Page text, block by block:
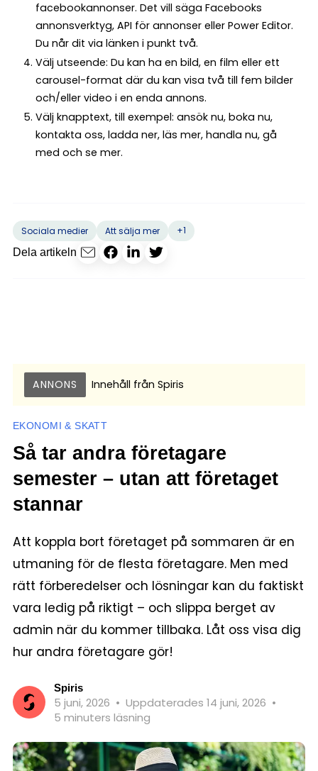
facebookannonser. Det vill säga Facebooks
annonsverktyg, API för annonser eller Power Editor.
Du når dit via länken i punkt två.
Välj utseende: Du kan ha en bild, en film eller ett
carousel-format där du kan visa två till fem bilder
och/eller video i en enda annons.
Välj knapptext, till exempel: ansök nu, boka nu,
kontakta oss, ladda ner, läs mer, handla nu, gå
med och se mer.
Sociala medier Att sälja mer
+1
Dela artikeln
ANNONS Innehåll från Spiris
EKONOMI & SKATT
Så tar andra företagare
semester – utan att företaget
stannar
Att koppla bort företaget på sommaren är en
utmaning för de flesta företagare. Men med
rätt förberedelser och lösningar kan du faktiskt
vara ledig på riktigt – och slippa berget av
admin när du kommer tillbaka. Låt oss visa dig
hur andra företagare gör!
Spiris
5 juni, 2026 • Uppdaterades 14 juni, 2026 •
5 minuters läsning